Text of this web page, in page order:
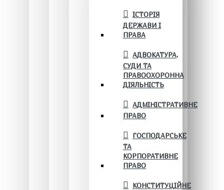
ІСТОРІЯ
ДЕРЖАВИ І
ПРАВА
АДВОКАТУРА,
СУДИ ТА
ПРАВООХОРОННА
ДІЯЛЬНІСТЬ
АДМІНІСТРАТИВНЕ
ПРАВО
ГОСПОДАРСЬКЕ
ТА
КОРПОРАТИВНЕ
ПРАВО
КОНСТИТУЦІЙНЕ